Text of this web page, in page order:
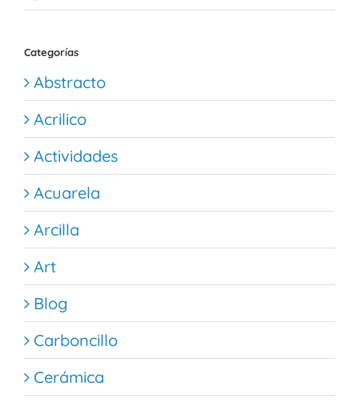
Categorías
Abstracto
Acrilico
Actividades
Acuarela
Arcilla
Art
Blog
Carboncillo
Cerámica